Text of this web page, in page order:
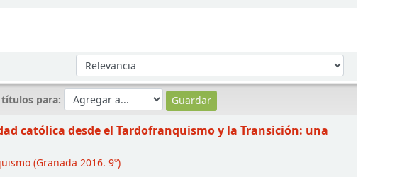
Ordenar por:
para:
católica desde el Tardofranquismo y la Transición: una
(Granada 2016. 9º)